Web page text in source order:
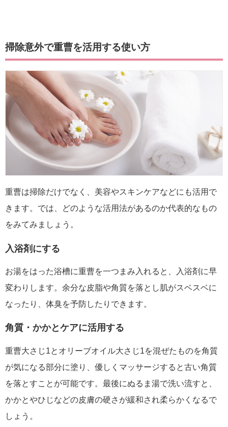
掃除意外で重曹を活用する使い方
重曹は掃除だけでなく、美容やスキンケアなどにも活用で
きます。では、どのような活用法があるのか代表的なもの
をみてみましょう。
入浴剤にする
お湯をはった浴槽に重曹を一つまみ入れると、入浴剤に早
変わりします。余分な皮脂や角質を落とし肌がスベスベに
なったり、体臭を予防したりできます。
角質・かかとケアに活用する
重曹大さじ1とオリーブオイル大さじ1を混ぜたものを角質
が気になる部分に塗り、優しくマッサージすると古い角質
を落とすことが可能です。最後にぬるま湯で洗い流すと、
かかとやひじなどの皮膚の硬さが緩和され柔らかくなるで
しょう。